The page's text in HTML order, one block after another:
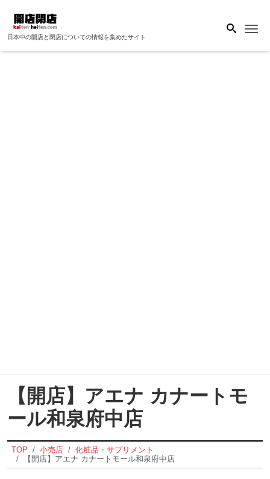
日本中の開店と閉店についての情報を集めたサイト
【開店】アエナ カナートモ
ール和泉府中店
TOP 小売店
化粧品・サプリメント
【開店】アエナ カナートモール和泉府中店